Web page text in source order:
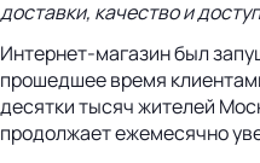
доставки, качество и
Интернет-магазин был
прошедшее время
десятки тысяч жителей
продолжает ежемесячно